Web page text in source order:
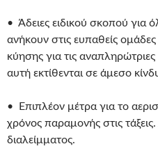
• Άδειες ειδικού σκοπού για
ανήκουν στις ευπαθείς
κύησης για τις
αυτή εκτίθενται σε άμεσο
• Επιπλέον μέτρα για το
χρόνος παραμονής στις
διαλείμματος.